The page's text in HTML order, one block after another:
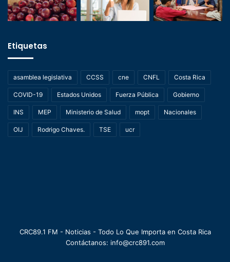
Etiquetas
asamblea legislativa CCSS cne CNFL Costa Rica
COVID-19 Estados Unidos Fuerza Pública Gobierno
INS MEP Ministerio de Salud mopt Nacionales
OIJ Rodrigo Chaves. TSE ucr
CRC89.1 FM - Noticias - Todo Lo Que Importa en Costa Rica
Contáctanos: info@crc891.com